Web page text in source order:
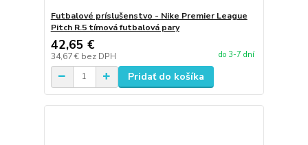
Futbalové príslušenstvo - Nike Premier League
Pitch R.5 tímová futbalová pary
42,65 €
34,67 € bez DPH do 3-7 dní
Pridať do košíka